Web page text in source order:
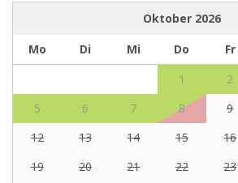
Oktober 2026
Mo
Di Mi Do Fr
1
2
5
6 7 8 9
12
13 14 15 16
19
20 21 22 23